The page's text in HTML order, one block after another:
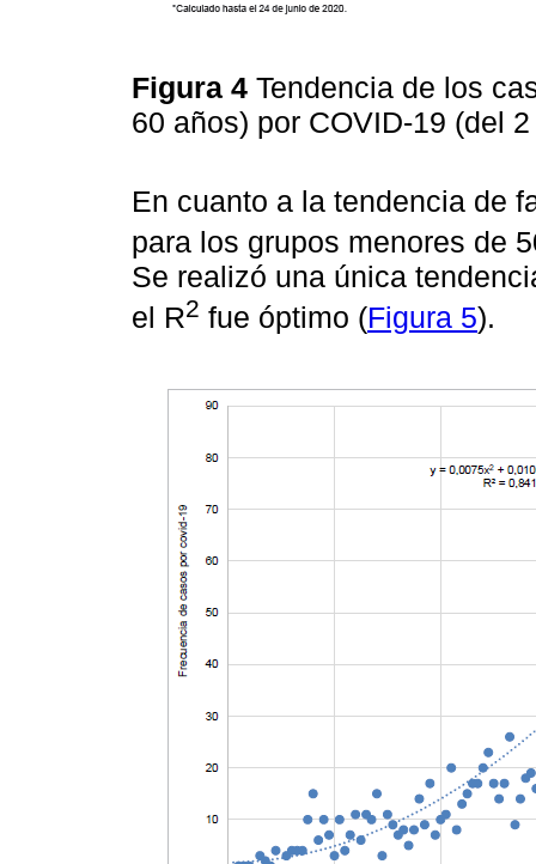
Figura 4 Tendencia de los
60 años) por COVID-19 (del
En cuanto a la tendencia de
para los grupos menores de
Se realizó una única
el R2 fue óptimo (Figura 5).